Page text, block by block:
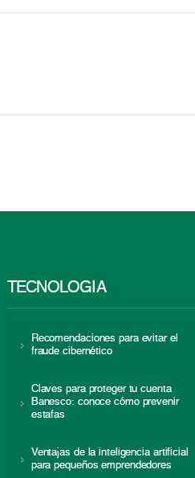
TECNOLOGÍA
Recomendaciones para evitar el
fraude cibernético
Claves para proteger tu cuenta
Banesco: conoce cómo prevenir
estafas
Ventajas de la inteligencia artificial
para pequeños emprendedores